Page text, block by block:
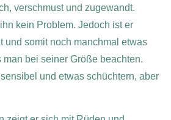
verschmust und zugewandt.
kein Problem. Jedoch ist er
und somit noch manchmal etwas
man bei seiner Größe beachten.
und etwas schüchtern, aber